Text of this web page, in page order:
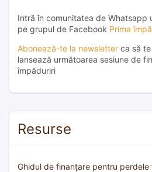
Intră în comunitatea de Whatsapp
pe grupul de Facebook Prima
Abonează-te la newsletter ca să
lansează următoarea sesiune de
împăduriri
Resurse
Ghidul de finanțare pentru